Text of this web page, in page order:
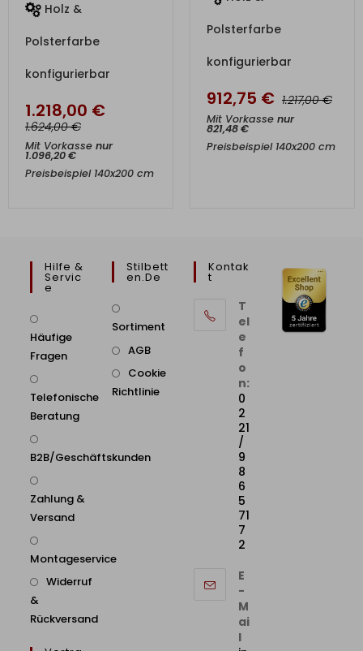
Holz &
Polsterfarbe
konfigurierbar
1.218,00 €
1.624,00€
Mit Vorkasse nur
1.096,20€
Preisbeispiel 140x200 cm
Polsterfarbe
konfigurierbar
912,75 € 1.217,00€
Mit Vorkasse nur
821,48€
Preisbeispiel 140x200 cm
Hilfe &
Servic
E
Häufige
Fragen
Telefonische
Beratung
B2B/Geschäftskunden
Zahlung &
Versand
Montageservice
Widerruf
&
Rückversand
Stilbett
En.de
Sortiment
AGB
Cookie
Richtlinie
Kontak
T
T
el
e
f
o
n:
0
2
21
/
9
8
6
5
71
7
2
E
-
M
ai
l